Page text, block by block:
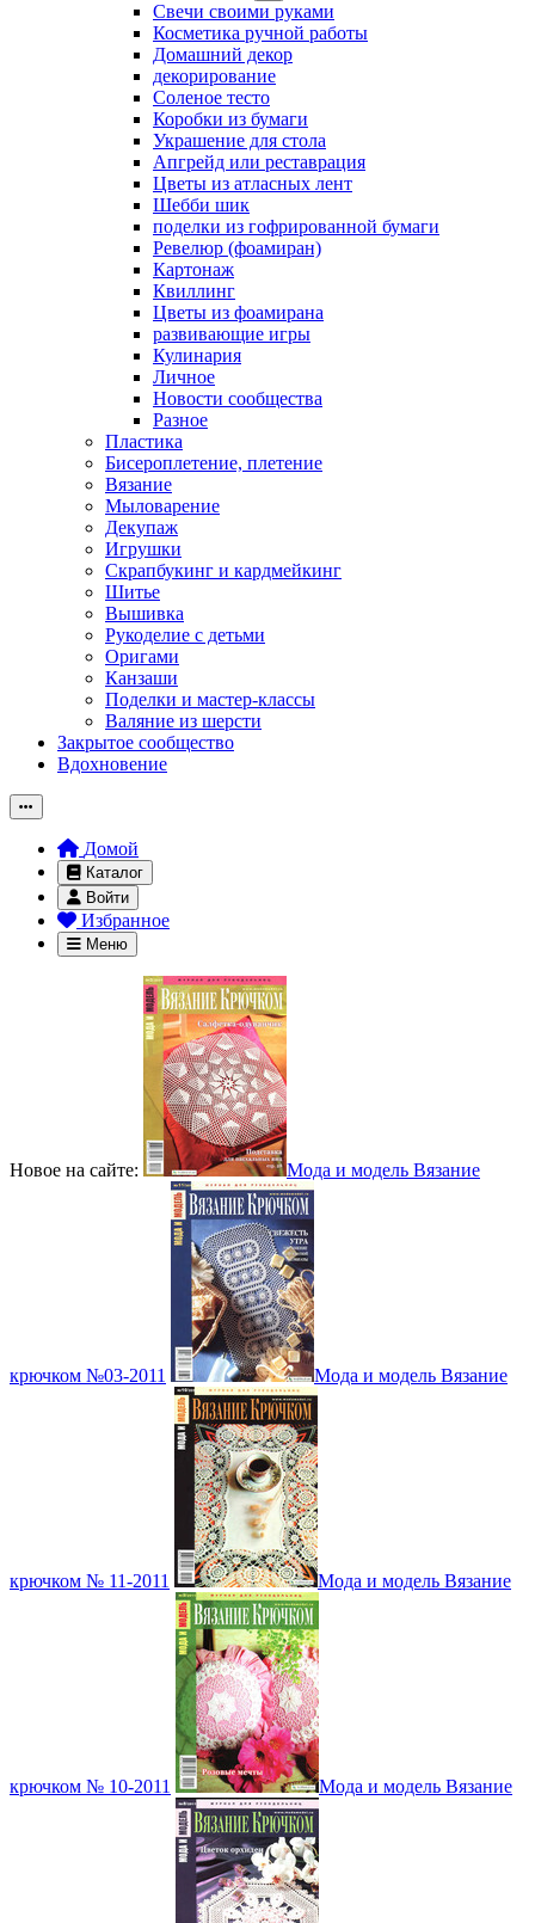
Свечи своими руками
Косметика ручной работы
Домашний декор
декорирование
Соленое тесто
Коробки из бумаги
Украшение для стола
Апгрейд или реставрация
Цветы из атласных лент
Шебби шик
поделки из гофрированной бумаги
Ревелюр (фоамиран)
Картонаж
Квиллинг
Цветы из фоамирана
развивающие игры
Кулинария
Личное
Новости сообщества
Разное
Пластика
Бисероплетение, плетение
Вязание
Мыловарение
Декупаж
Игрушки
Скрапбукинг и кардмейкинг
Шитье
Вышивка
Рукоделие с детьми
Оригами
Канзаши
Поделки и мастер-классы
Валяние из шерсти
Закрытое сообщество
Вдохновение
Домой
Каталог
Войти
Избранное
Меню
Новое на сайте: Мода и модель Вязание
крючком №03-2011 Мода и модель Вязание
крючком № 11-2011 Мода и модель Вязание
крючком № 10-2011 Мода и модель Вязание